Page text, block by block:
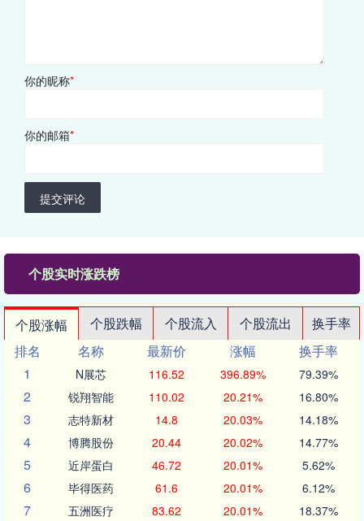
你的昵称*
你的邮箱*
提交评论
个股实时涨跌榜
个股涨幅 个股跌幅 个股流入 个股流出
换手率
排名
名称 最新价 涨幅
换手率
1
N展芯 116.52 396.89% 79.39%
2 锐翔智能 110.02 20.21% 16.80%
3 志特新材 14.8 20.03% 14.18%
4 博腾股份 20.44 20.02% 14.77%
5 近岸蛋白 46.72 20.01% 5.62%
6 毕得医药 61.6 20.01% 6.12%
7 五洲医疗 83.62 20.01% 18.37%